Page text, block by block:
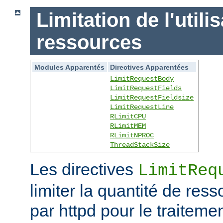
Limitation de
ressources
Modules Apparentés
Directives Apparentées
LimitRequestBody
LimitRequestFields
LimitRequestFieldsize
LimitRequestLine
RLimitCPU
RLimitMEM
RLimitNPROC
ThreadStackSize
Les directives
limiter la quantité de
par httpd pour le